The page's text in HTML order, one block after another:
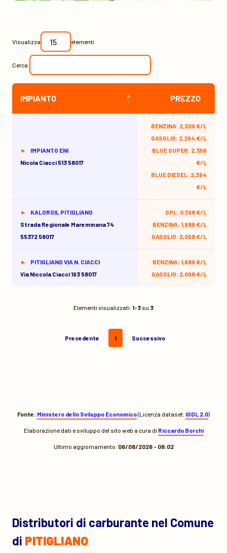
Visualizza elementi
Cerca:
IMPIANTO PREZZO
IMPIANTO ENI
Nicola Ciacci 513 58017
BENZINA: 2,209 €/L
GASOLIO: 2,294 €/L
BLUE SUPER: 2,359
€/L
BLUE DIESEL: 2,394
€/L
KALOROIL PITIGLIANO
Strada Regionale Maremmana 74
55372 58017
GPL: 0,798 €/L
BENZINA: 1,989 €/L
GASOLIO: 2,098 €/L
PITIGLIANO VIA N. CIACCI
Via Niccola Ciacci 193 58017
BENZINA: 1,989 €/L
GASOLIO: 2,098 €/L
Elementi visualizzati: 1-3su 3
Precedente 1 Successivo
Fonte: Ministero dello Sviluppo Economico(Licenza dataset: IODL 2.0)
Elaborazione dati e sviluppo del sito web a cura di Riccardo Borchi
Ultimo aggiornamento: 06/08/2026 - 08:02
Distributori di carburante nel Comune
di PITIGLIANO